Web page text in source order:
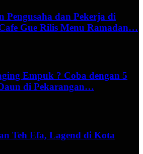
Pengusaha dan Pekerja di
Gue Rilis Menu Ramadan…
Empuk ? Coba dengan 5
di Pekarangan…
Teh Efa, Lagend di Kota